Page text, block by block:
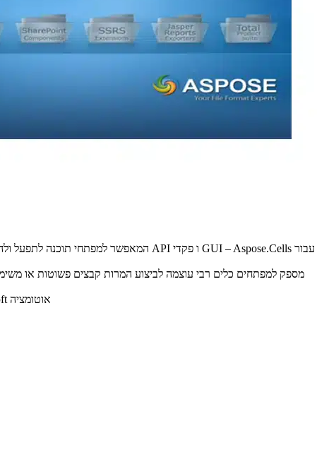
Aspose Cells עבור NET הוא מהיר ואמין. זה חוסך זמן ומאמץ לעומת פיתוח פתרון הגיליון האלקטרוני שלך מניפולציה או באמצעות Microsoft אוטומציה